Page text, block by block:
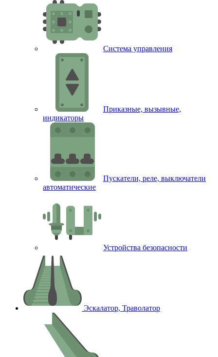
Система управления
Приказные, вызывные,
индикаторы
Пускатели, реле, выключатели
автоматические
Устройства безопасности
Эскалатор, Траволатор